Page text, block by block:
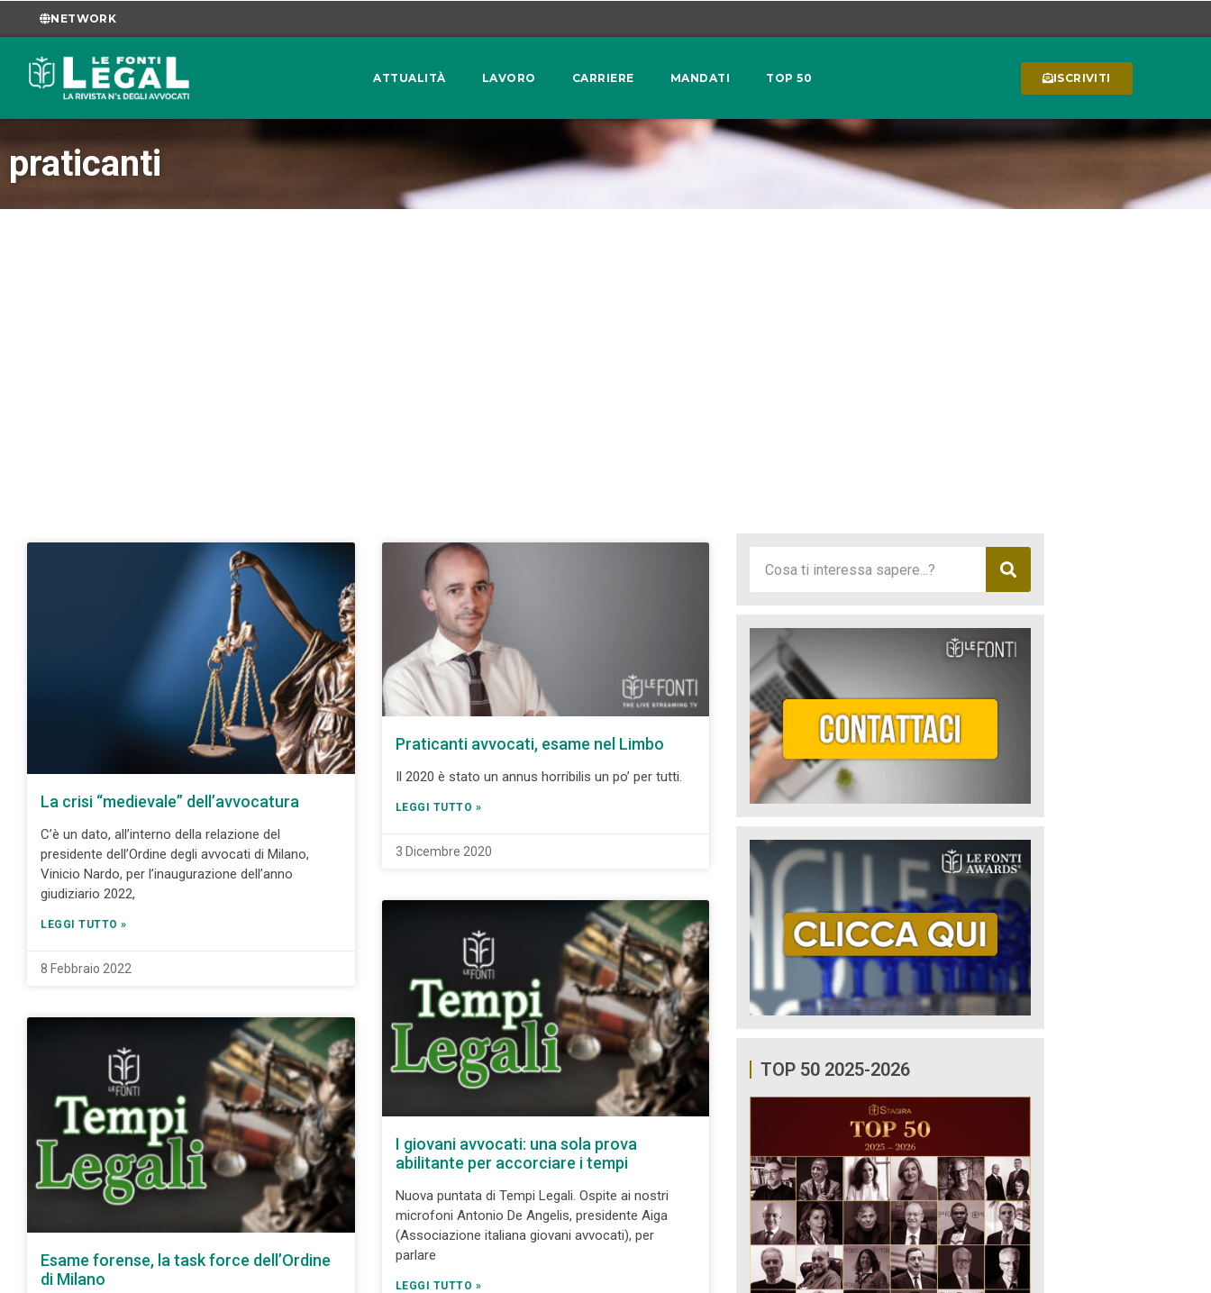
NETWORK
ATTUALITÀ LAVORO CARRIERE MANDATI TOP 50 ISCRIVITI
praticanti
La crisi “medievale” dell’avvocatura
C’è un dato, all’interno della relazione del
presidente dell’Ordine degli avvocati di Milano,
Vinicio Nardo, per l’inaugurazione dell’anno
giudiziario 2022,
LEGGI TUTTO »
8 Febbraio 2022
Praticanti avvocati, esame nel Limbo
Il 2020 è stato un annus horribilis un po’ per tutti.
LEGGI TUTTO »
3 Dicembre 2020
Esame forense, la task force dell’Ordine
di Milano
I giovani avvocati: una sola prova
abilitante per accorciare i tempi
Nuova puntata di Tempi Legali. Ospite ai nostri
microfoni Antonio De Angelis, presidente Aiga
(Associazione italiana giovani avvocati), per
parlare
LEGGI TUTTO »
TOP 50 2025-2026